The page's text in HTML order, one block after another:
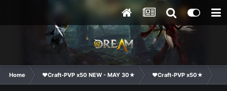
Home ❤Craft-PVP x50 NEW - MAY 30★ ❤Craft-PVP x50★